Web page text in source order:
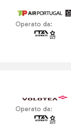
Operato da:
Operato da: